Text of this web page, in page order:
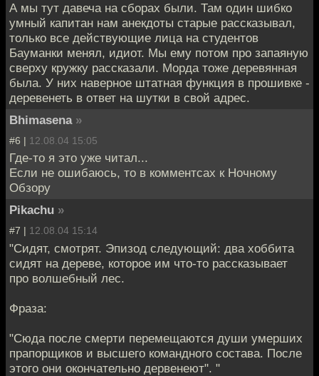
А мы тут давеча на сборах были. Там один шибко
умный капитан нам анекдоты старые рассказывал,
только все действующие лица на студентов
Бауманки менял, идиот. Мы ему потом про запаяную
сверху кружку рассказали. Морда тоже деревянная
была. У них наверное штатная функция в прошивке -
деревенеть в ответ на шутки в свой адрес.
Bhimasena »
#6 | 12.08.04 15:05
Где-то я это уже читал...
Если не ошибаюсь, то в комментсах к Ночному
Обзору
Pikachu »
#7 | 12.08.04 15:14
"Сидят, смотрят. Эпизод следующий: два хоббита
сидят на дереве, которое им что-то рассказывает
про волшебный лес.
Фраза:
"Сюда после смерти перемещаются души умерших
прапорщиков и высшего командного состава. После
этого они окончательно дервенеют". "